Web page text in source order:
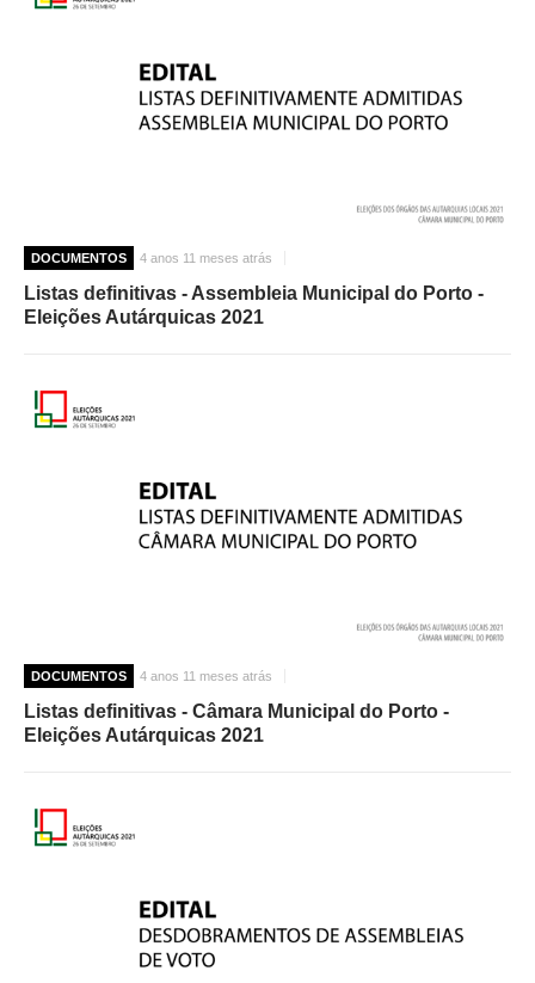
DOCUMENTOS 4 anos 11 meses atrás
Listas definitivas - Assembleia Municipal do Porto -
Eleições Autárquicas 2021
DOCUMENTOS 4 anos 11 meses atrás
Listas definitivas - Câmara Municipal do Porto -
Eleições Autárquicas 2021